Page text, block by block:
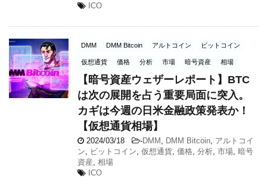
ICO
DMM DMM Bitcoin アルトコイン ビットコイン
仮想通貨 価格 分析 市場 暗号資産 相場
【暗号資産ウェザーレポート】BTC
は次の展開を占う重要局面に突入。
カギは今週の日米金融政策発表か！
【仮想通貨相場】
2024/03/18 -DMM DMM Bitcoin アルトコイ
ン
ビットコイン 仮想通貨 価格 分析 市場 暗号
資産 相場
ICO